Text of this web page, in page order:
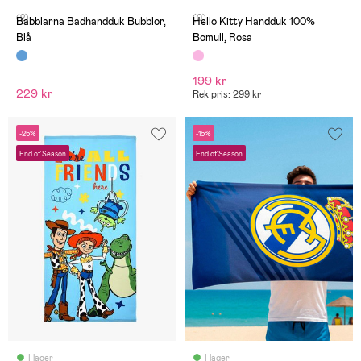
(2)
Babblarna Badhandduk Bubblor,
Blå
229 kr
(0)
Hello Kitty Handduk 100%
Bomull, Rosa
199 kr
Rek pris: 299 kr
-25%
End of Season
I lager
-15%
End of Season
I lager